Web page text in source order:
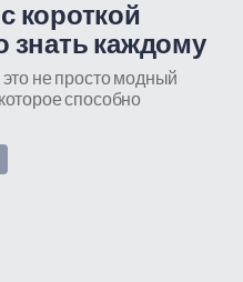
короткой
знать каждому
не просто модный
способно